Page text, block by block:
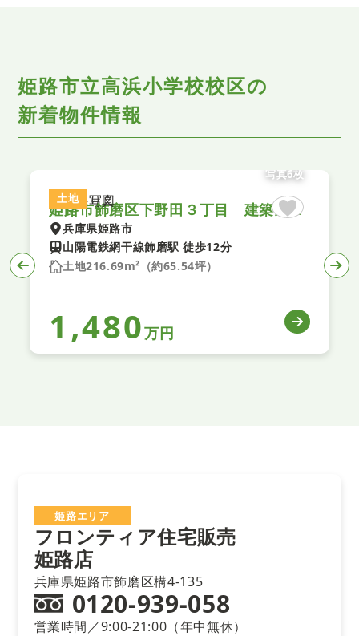
姫路市立高浜小学校校区の
新着物件情報
土地
写真6枚
姫路市飾磨区下野田３丁目 建築条件無し土地
兵庫県姫路市
山陽電鉄網干線飾磨駅 徒歩12分
土地216.69m²（約65.54坪）
1,480万円
姫路エリア
フロンティア住宅販売
姫路店
兵庫県姫路市飾磨区構4-135
0120-939-058
営業時間／9:00-21:00（年中無休）